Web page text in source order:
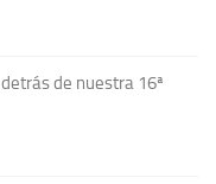
de nuestra 16ª